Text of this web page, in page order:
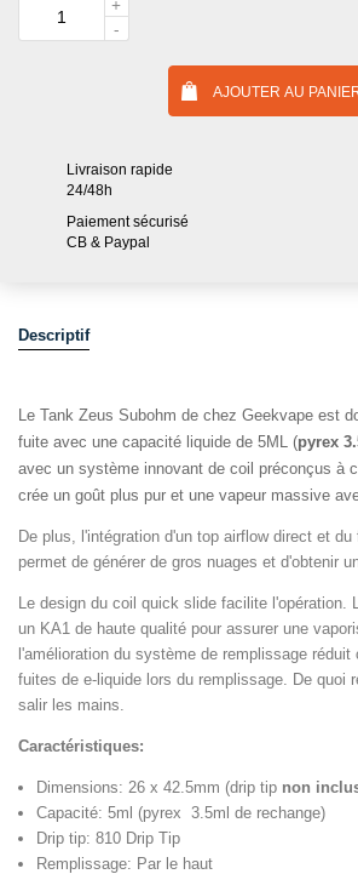
AJOUTER AU
Livraison rapide
24/48h
Paiement sécurisé
CB & Paypal
Descriptif
Le Tank Zeus Subohm de chez Geekvape est
fuite avec une capacité liquide de 5ML (pyrex
avec un système innovant de coil préconçus à
crée un goût plus pur et une vapeur massive
De plus, l'intégration d'un top airflow direct et
permet de générer de gros nuages ​​et d'obtenir
Le design du coil quick slide facilite l'opération.
un KA1 de haute qualité pour assurer une
l'amélioration du système de remplissage réduit
fuites de e-liquide lors du remplissage. De quoi
salir les mains.
Caractéristiques:
Dimensions: 26 x 42.5mm (drip tip non
Capacité: 5ml (pyrex 3.5ml de rechange)
Drip tip: 810 Drip Tip
Remplissage: Par le haut